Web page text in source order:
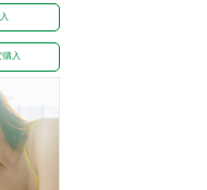
購入